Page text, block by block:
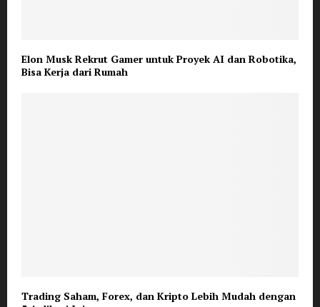
Elon Musk Rekrut Gamer untuk Proyek AI dan Robotika,
Bisa Kerja dari Rumah
Trading Saham, Forex, dan Kripto Lebih Mudah dengan